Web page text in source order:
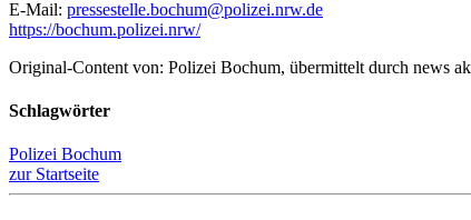
E-Mail: pressestelle.bochum@polizei.nrw.de
https://bochum.polizei.nrw/
Original-Content von: Polizei Bochum, übermittelt durch news
Schlagwörter
Polizei Bochum
zur Startseite